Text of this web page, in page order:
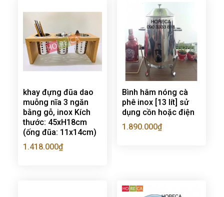
khay đựng đũa dao
muỗng nĩa 3 ngăn
bằng gỗ, inox Kích
thước: 45xH18cm
(ống đũa: 11x14cm)
1.418.000₫
Bình hâm nóng cà
phê inox [13 lít] sử
dụng cồn hoặc điện
1.890.000₫